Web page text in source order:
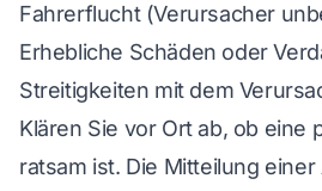
Fahrerflucht (Verursacher
Erhebliche Schäden oder
Streitigkeiten mit dem
Klären Sie vor Ort ab, ob eine
ratsam ist. Die Mitteilung